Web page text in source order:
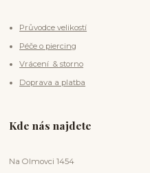
Průvodce velikostí
Péče o piercing
Vrácení & storno
Doprava a platba
Kde nás najdete
Na Olmovci 1454